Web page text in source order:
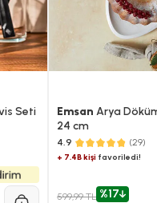
Seti
Emsan Arya
24 cm
4.9 (29)
+ 7.4B kişi favoriledi!
599,99 TL %17